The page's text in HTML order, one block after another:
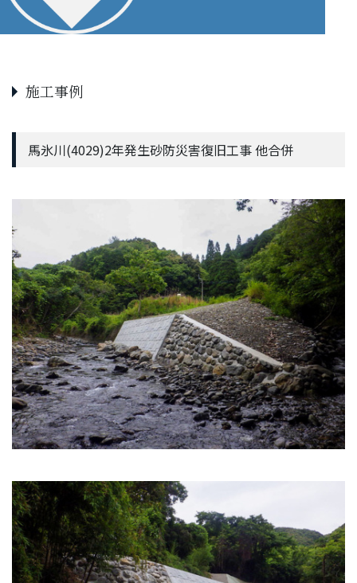
施工事例
馬氷川(4029)2年発生砂防災害復旧工事 他合併